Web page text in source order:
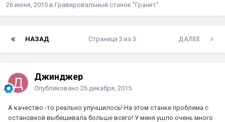
26 июня, 2015 в Гравировальный станок "Гранит"
НАЗАД ДАЛЕЕ
Страница 3 из 3
Джинджер
Опубликовано 26 декабря, 2015
А качество -то реально улучшилось! На этом станке проблема с
остановкой выбешивала больше всего! У меня ушло очень много